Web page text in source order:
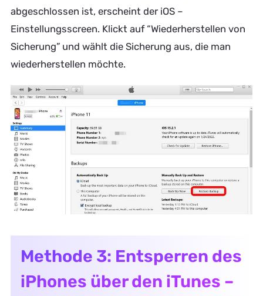
abgeschlossen ist, erscheint der iOS –
Einstellungsscreen. Klickt auf “Wiederherstellen von
Sicherung” und wählt die Sicherung aus, die man
wiederherstellen möchte.
Methode 3: Entsperren des
iPhones über den iTunes –